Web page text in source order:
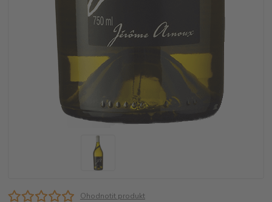
Ohodnotit produkt